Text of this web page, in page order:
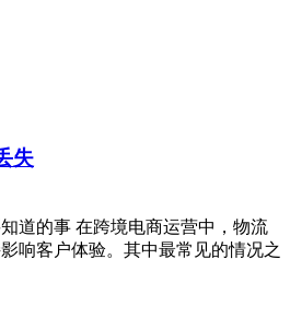
失
道的事 在跨境电商运营中，物流
响客户体验。其中最常见的情况之